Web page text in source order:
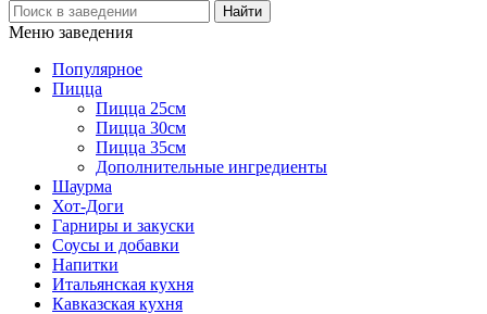
Меню заведения
Популярное
Пицца
Пицца 25см
Пицца 30см
Пицца 35см
Дополнительные ингредиенты
Шаурма
Хот-Доги
Гарниры и закуски
Соусы и добавки
Напитки
Итальянская кухня
Кавказская кухня